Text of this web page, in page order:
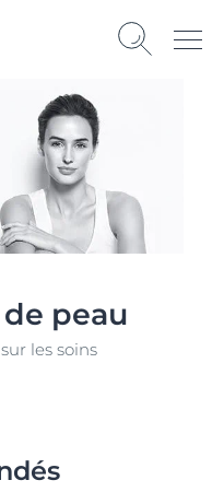
peau
les soins